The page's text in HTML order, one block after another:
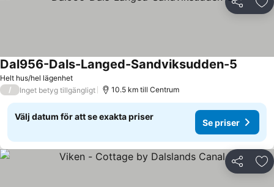
Dela
Helt hus/hel lägenhet
Dal956-Dals-Langed-Sandviksudden-5
/ Inget betyg tillgängligt 10.5 km till Centrum
Välj datum för att se exakta priser
Se priser
Dela